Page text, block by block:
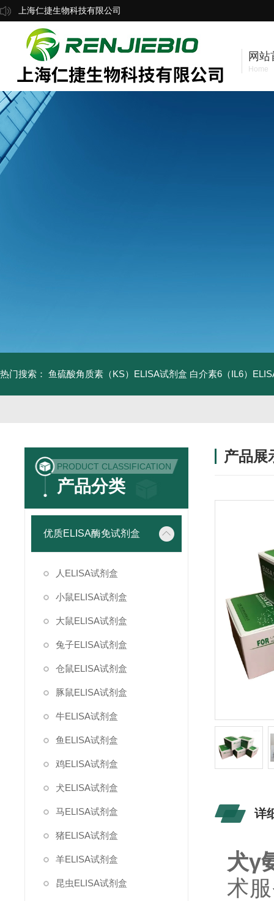
上海仁捷生物科技有限公司
网站
Home
热门搜索： 鱼硫酸角质素（KS）ELISA试剂盒 白介素6（IL6）
PRODUCT CLASSIFICATION
产品分类
优质ELISA酶免试剂盒
人ELISA试剂盒
小鼠ELISA试剂盒
大鼠ELISA试剂盒
兔子ELISA试剂盒
仓鼠ELISA试剂盒
豚鼠ELISA试剂盒
牛ELISA试剂盒
鱼ELISA试剂盒
鸡ELISA试剂盒
犬ELISA试剂盒
马ELISA试剂盒
猪ELISA试剂盒
羊ELISA试剂盒
昆虫ELISA试剂盒
产品展
详
犬γ
术